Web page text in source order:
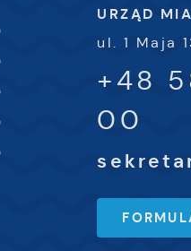
URZĄD
ul. 1 Maja
+48
00